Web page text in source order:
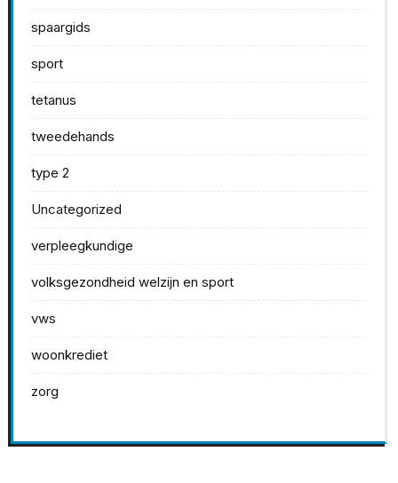
spaargids
sport
tetanus
tweedehands
type 2
Uncategorized
verpleegkundige
volksgezondheid welzijn en sport
vws
woonkrediet
zorg